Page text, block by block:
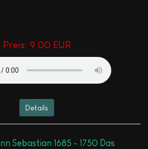
Preis: 9.00 EUR
Details
Sebastian 1685 - 1750 Das